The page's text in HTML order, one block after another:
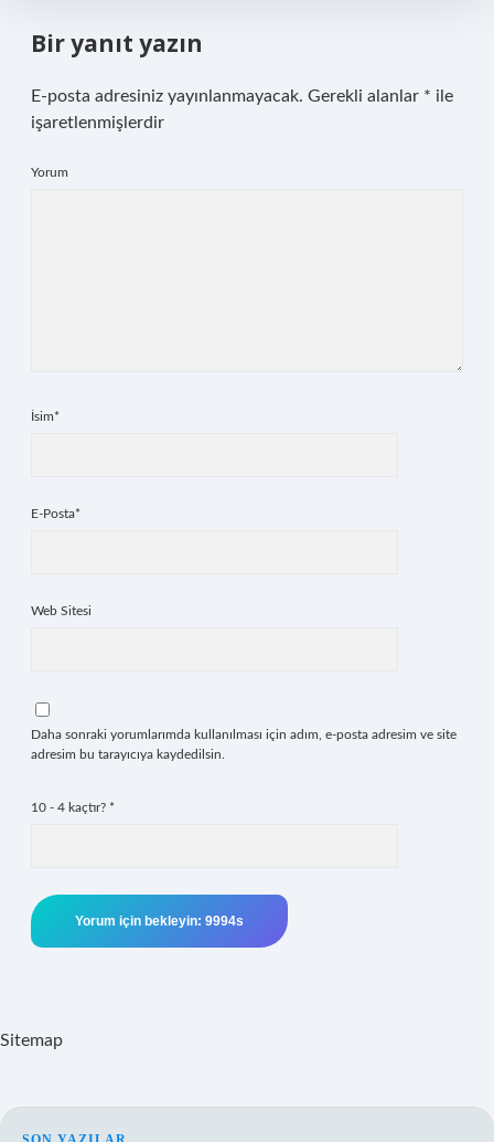
Bir yanıt yazın
E-posta adresiniz yayınlanmayacak. Gerekli alanlar * ile
işaretlenmişlerdir
Yorum
İsim*
E-Posta*
Web Sitesi
Daha sonraki yorumlarımda kullanılması için adım, e-posta adresim ve site
adresim bu tarayıcıya kaydedilsin.
10 - 4 kaçtır? *
Sitemap